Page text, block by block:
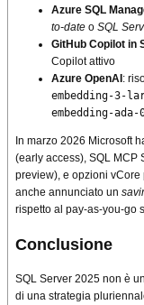
Azure SQL
to-date o SQL
GitHub Copilot in
Copilot attivo
Azure OpenAI:
embedding-3-
embedding-ada-
In marzo 2026 Microsoft
(early access), SQL MCP
preview), e opzioni
anche annunciato un
rispetto al pay-as-you-go
Conclusione
SQL Server 2025 non è
di una strategia